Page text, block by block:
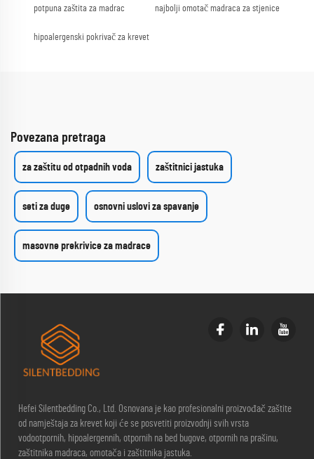
potpuna zaštita za madrac najbolji omotač madraca za stjenice
hipoalergenski pokrivač za krevet
Povezana pretraga
za zaštitu od otpadnih voda zaštitnici jastuka
seti za duge osnovni uslovi za spavanje
masovne prekrivice za madrace
Hefei Silentbedding Co., Ltd. Osnovana je kao profesionalni proizvođač zaštite
od namještaja za krevet koji će se posvetiti proizvodnji svih vrsta
vodootpornih, hipoalergennih, otpornih na bed bugove, otpornih na prašinu,
zaštitnika madraca, omotača i zaštitnika jastuka.